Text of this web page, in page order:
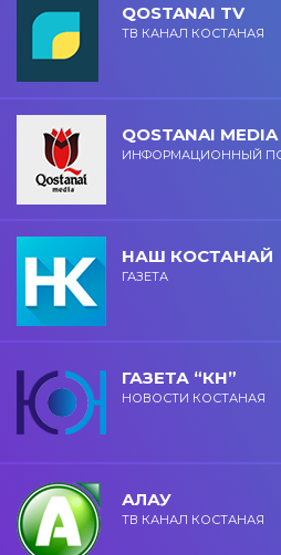
QOSTANAI TV
ТВ КАНАЛ КОСТАНАЯ
QOSTANAI MEDIA
ИНФОРМАЦИОННЫЙ
НАШ КОСТАНАЙ
ГАЗЕТА
ГАЗЕТА “КН”
НОВОСТИ КОСТАНАЯ
АЛАУ
ТВ КАНАЛ КОСТАНАЯ